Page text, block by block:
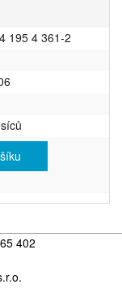
195 4 361-2
402